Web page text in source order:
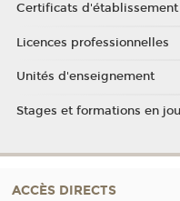
Certificats
Licences professionnelles
Unités d'enseignement
Stages et formations en
ACCÈS DIRECTS